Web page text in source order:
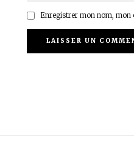
Enregistrer mon nom,